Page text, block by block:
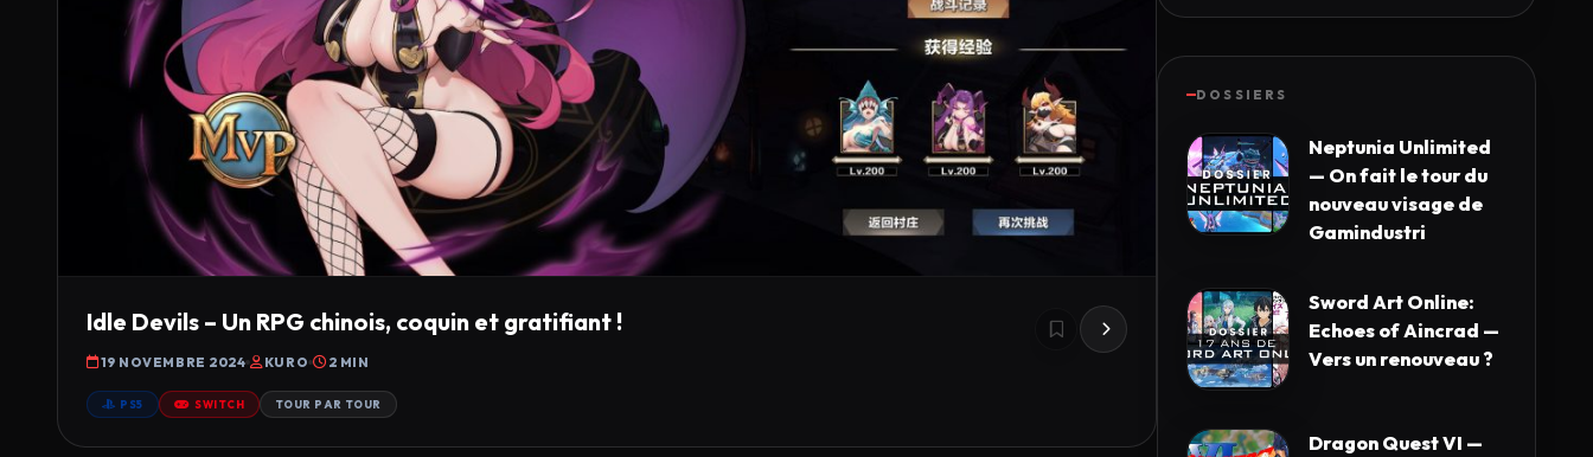
Idle Devils – Un RPG chinois, coquin et gratifiant !
19 NOVEMBRE 2024 KURO 2 MIN
PS5 SWITCH TOUR PAR TOUR
DOSSIERS
Neptunia Unlimited
— On fait le tour du
nouveau visage de
Gamindustri
Sword Art Online:
Echoes of Aincrad —
Vers un renouveau ?
Dragon Quest VI —